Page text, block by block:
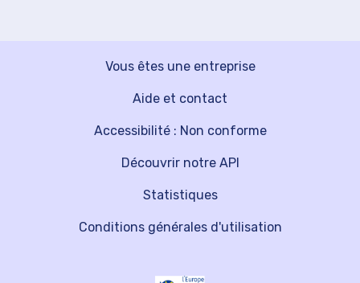
Vous êtes une entreprise
Découvrir notre API
Aide et contact
Statistiques
Accessibilité : Non conforme
Conditions générales d'utilisation